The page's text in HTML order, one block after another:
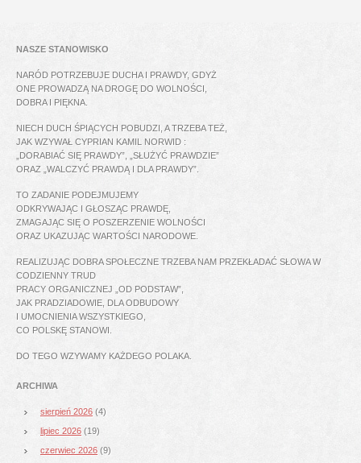
NASZE STANOWISKO
NARÓD POTRZEBUJE DUCHA I PRAWDY, GDYŻ
ONE PROWADZĄ NA DROGĘ DO WOLNOŚCI,
DOBRA I PIĘKNA.
NIECH DUCH ŚPIĄCYCH POBUDZI, A TRZEBA TEŻ,
JAK WZYWAŁ CYPRIAN KAMIL NORWID :
„DORABIAĆ SIĘ PRAWDY”, „SŁUŻYĆ PRAWDZIE”
ORAZ „WALCZYĆ PRAWDĄ I DLA PRAWDY”.
TO ZADANIE PODEJMUJEMY
ODKRYWAJĄC I GŁOSZĄC PRAWDĘ,
ZMAGAJĄC SIĘ O POSZERZENIE WOLNOŚCI
ORAZ UKAZUJĄC WARTOŚCI NARODOWE.
REALIZUJĄC DOBRA SPOŁECZNE TRZEBA NAM PRZEKŁADAĆ SŁOWA W
CODZIENNY TRUD
PRACY ORGANICZNEJ „OD PODSTAW”,
JAK PRADZIADOWIE, DLA ODBUDOWY
I UMOCNIENIA WSZYSTKIEGO,
CO POLSKĘ STANOWI.
DO TEGO WZYWAMY KAŻDEGO POLAKA.
ARCHIWA
sierpień 2026 (4)
lipiec 2026 (19)
czerwiec 2026 (9)